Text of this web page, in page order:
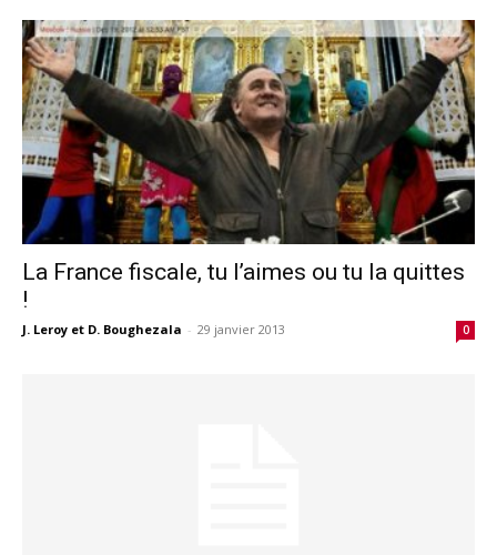
La France fiscale, tu l’aimes ou tu la quittes
!
J. Leroy et D. Boughezala - 29 janvier 2013 0